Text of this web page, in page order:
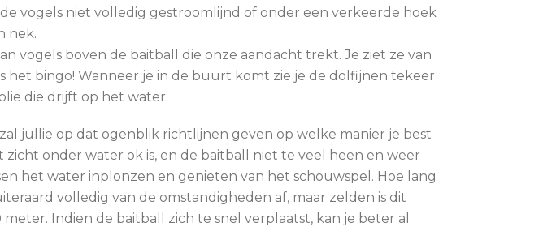
vogels niet volledig gestroomlijnd of onder een verkeerde hoek
nek.
vogels boven de baitball die onze aandacht trekt. Je ziet ze van
het bingo! Wanneer je in de buurt komt zie je de dolfijnen tekeer
die drijft op het water.
jullie op dat ogenblik richtlijnen geven op welke manier je best
onder water ok is, en de baitball niet te veel heen en weer
het water inplonzen en genieten van het schouwspel. Hoe lang
volledig van de omstandigheden af, maar zelden is dit
meter. Indien de baitball zich te snel verplaatst, kan je beter al